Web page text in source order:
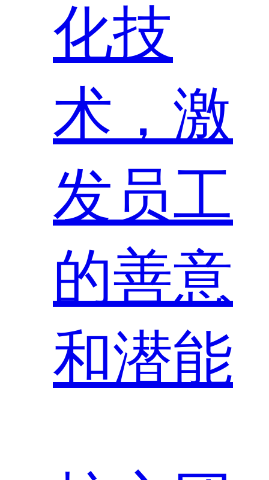
化技
术，激
发员工
的善意
和潜能